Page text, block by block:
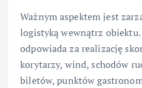
Ważnym aspektem jest
logistyką wewnątrz obiektu.
odpowiada za realizację
korytarzy, wind, schodów
biletów, punktów